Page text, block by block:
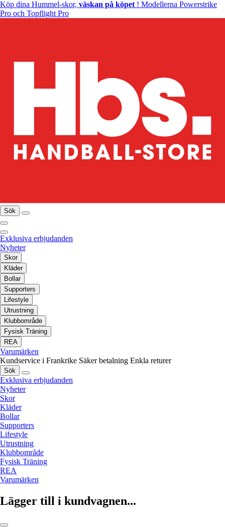
Köp dina Hummel-skor, väskan på köpet ! Modellerna Powerstrike
Pro och Topflight Pro
Sök
Exklusiva erbjudanden
Nyheter
Skor
Kläder
Bollar
Supporters
Lifestyle
Utrustning
Klubbområde
Fysisk Träning
REA
Varumärken
Kundservice i Frankrike Säker betalning Enkla returer
Sök
Exklusiva erbjudanden
Nyheter
Skor
Kläder
Bollar
Supporters
Lifestyle
Utrustning
Klubbområde
Fysisk Träning
REA
Varumärken
Lägger till i kundvagnen...